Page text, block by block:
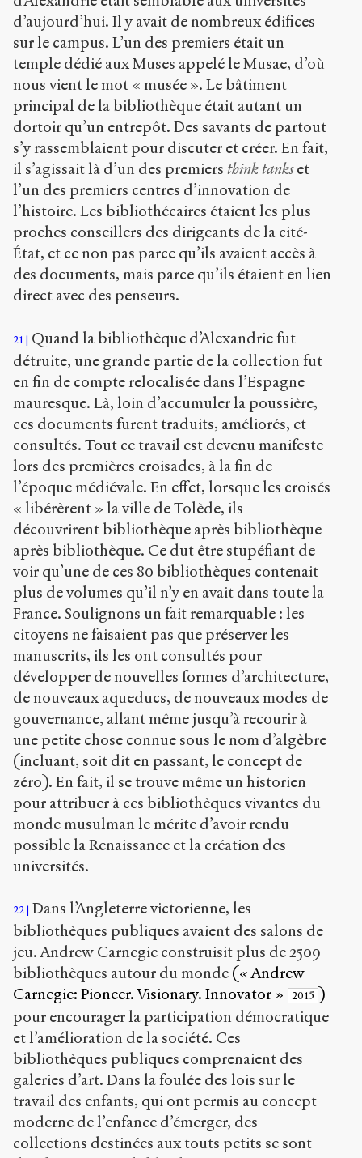
d’aujourd’hui. Il y avait de nombreux édifices
sur le campus. L’un des premiers était un
temple dédié aux Muses appelé le Musae, d’où
nous vient le mot « musée ». Le bâtiment
principal de la bibliothèque était autant un
dortoir qu’un entrepôt. Des savants de partout
s’y rassemblaient pour discuter et créer. En fait,
il s’agissait là d’un des premiers think tankset
l’un des premiers centres d’innovation de
l’histoire. Les bibliothécaires étaient les plus
proches conseillers des dirigeants de la cité-
État, et ce non pas parce qu’ils avaient accès à
des documents, mais parce qu’ils étaient en lien
direct avec des penseurs.
21
Quand la bibliothèque d’Alexandrie fut
détruite, une grande partie de la collection fut
en fin de compte relocalisée dans l’Espagne
mauresque. Là, loin d’accumuler la poussière,
ces documents furent traduits, améliorés, et
consultés. Tout ce travail est devenu manifeste
lors des premières croisades, à la fin de
l’époque médiévale. En effet, lorsque les croisés
« libérèrent » la ville de Tolède, ils
découvrirent bibliothèque après bibliothèque
après bibliothèque. Ce dut être stupéfiant de
voir qu’une de ces 80 bibliothèques contenait
plus de volumes qu’il n’y en avait dans toute la
France. Soulignons un fait remarquable : les
citoyens ne faisaient pas que préserver les
manuscrits, ils les ont consultés pour
développer de nouvelles formes d’architecture,
de nouveaux aqueducs, de nouveaux modes de
gouvernance, allant même jusqu’à recourir à
une petite chose connue sous le nom d’algèbre
(incluant, soit dit en passant, le concept de
zéro). En fait, il se trouve même un historien
pour attribuer à ces bibliothèques vivantes du
monde musulman le mérite d’avoir rendu
possible la Renaissance et la création des
universités.
22 Dans l’Angleterre victorienne, les
bibliothèques publiques avaient des salons de
jeu. Andrew Carnegie construisit plus de 2509
bibliothèques autour du monde (« Andrew
Carnegie: Pioneer. Visionary. Innovator »
2015 )
pour encourager la participation démocratique
et l’amélioration de la société. Ces
bibliothèques publiques comprenaient des
galeries d’art. Dans la foulée des lois sur le
travail des enfants, qui ont permis au concept
moderne de l’enfance d’émerger, des
collections destinées aux touts petits se sont